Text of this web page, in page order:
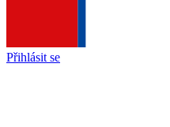
Přihlásit se